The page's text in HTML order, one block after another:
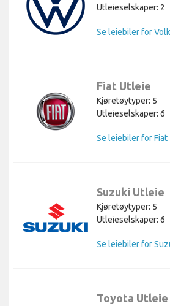
Utleieselskaper: 2
Se leiebiler for
Fiat Utleie
Kjøretøytyper: 5
Utleieselskaper: 6
Se leiebiler for Fiat
Suzuki Utleie
Kjøretøytyper: 5
Utleieselskaper: 6
Se leiebiler for
Toyota Utleie